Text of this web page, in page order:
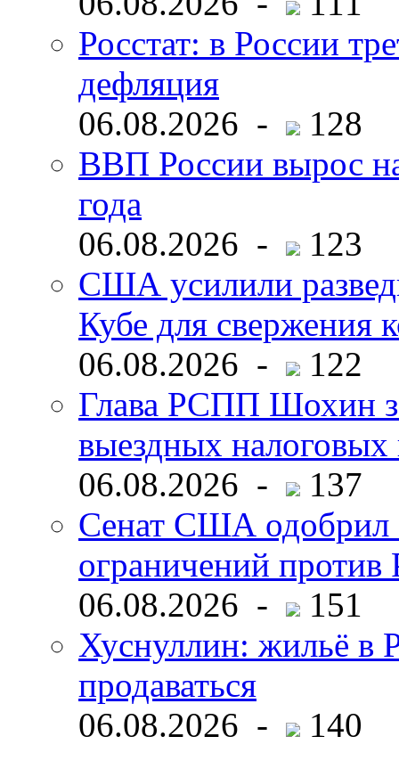
Росстат: в России
дефляция
06.08.2026 -
128
ВВП России вырос
года
06.08.2026 -
123
США усилили
Кубе для свержения
06.08.2026 -
122
Глава РСПП Шохин
выездных налоговых
06.08.2026 -
137
Сенат США одобрил
ограничений
06.08.2026 -
151
Хуснуллин: жильё в
продаваться
06.08.2026 -
140